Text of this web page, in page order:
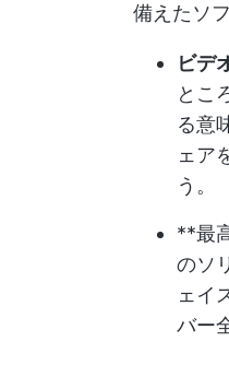
備えたソ
ビデ
とこ
る意
ェア
う。
**最
のソ
ェイ
バー